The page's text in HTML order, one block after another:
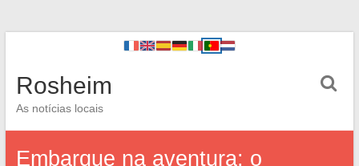
Rosheim
As notícias locais
Embarque na aventura: o